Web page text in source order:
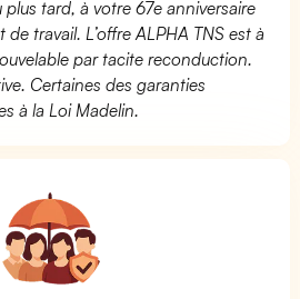
tard, à votre 67e anniversaire
travail. L’offre ALPHA TNS est à
par tacite reconduction.
Certaines des garanties
à la Loi Madelin.